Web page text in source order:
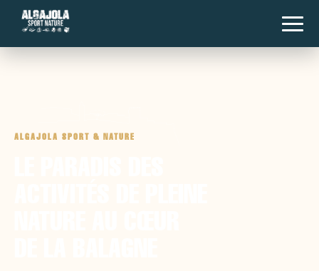
ALGAJOLA SPORT & NATURE